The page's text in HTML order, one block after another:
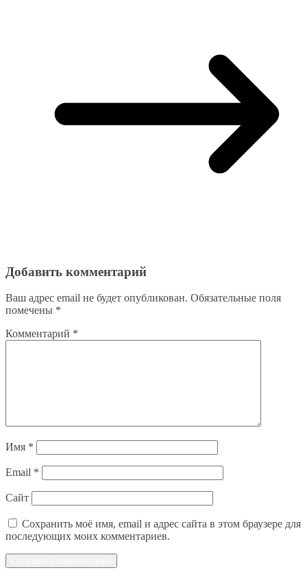
Добавить комментарий
Ваш адрес email не будет опубликован. Обязательные поля
помечены *
Комментарий *
Имя *
Email *
Сайт
Сохранить моё имя, email и адрес сайта в этом браузере для
последующих моих комментариев.